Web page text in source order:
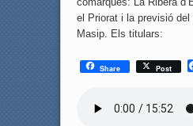
el Priorat i la previsió del
Masip. Els titulars:
Share Post